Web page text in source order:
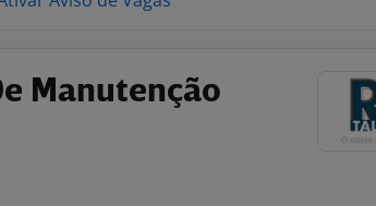
Manutenção